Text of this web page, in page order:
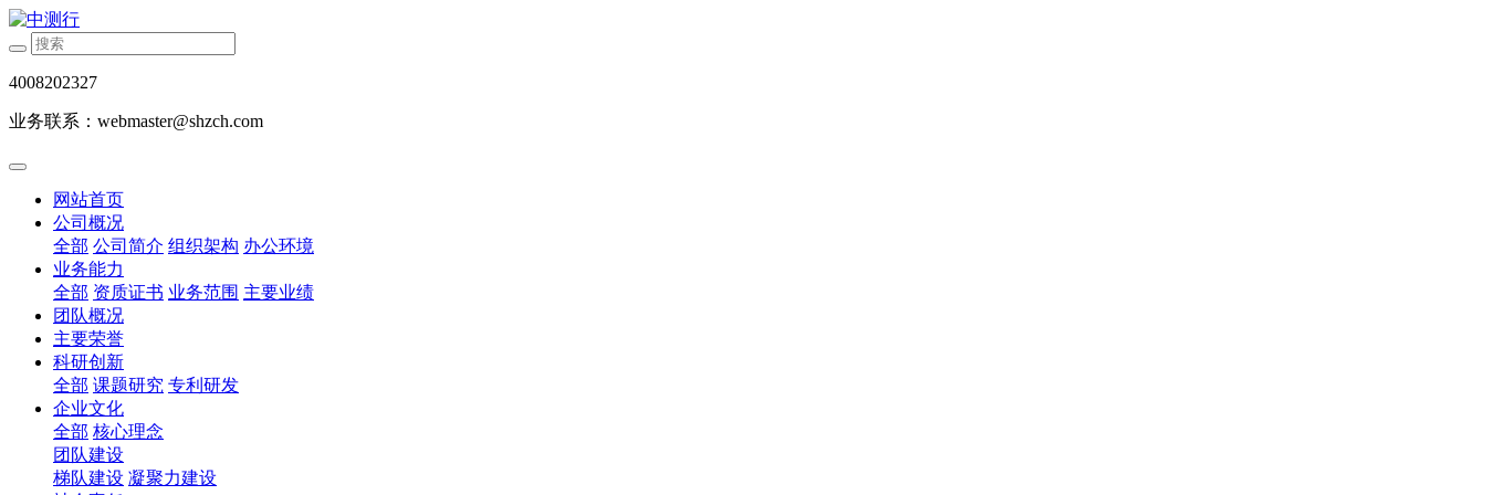
4008202327
业务联系：webmaster@shzch.com
网站首页
公司概况
全部 公司简介 组织架构 办公环境
业务能力
全部 资质证书 业务范围 主要业绩
团队概况
主要荣誉
科研创新
全部 课题研究 专利研发
企业文化
全部 核心理念
团队建设
梯队建设 凝聚力建设